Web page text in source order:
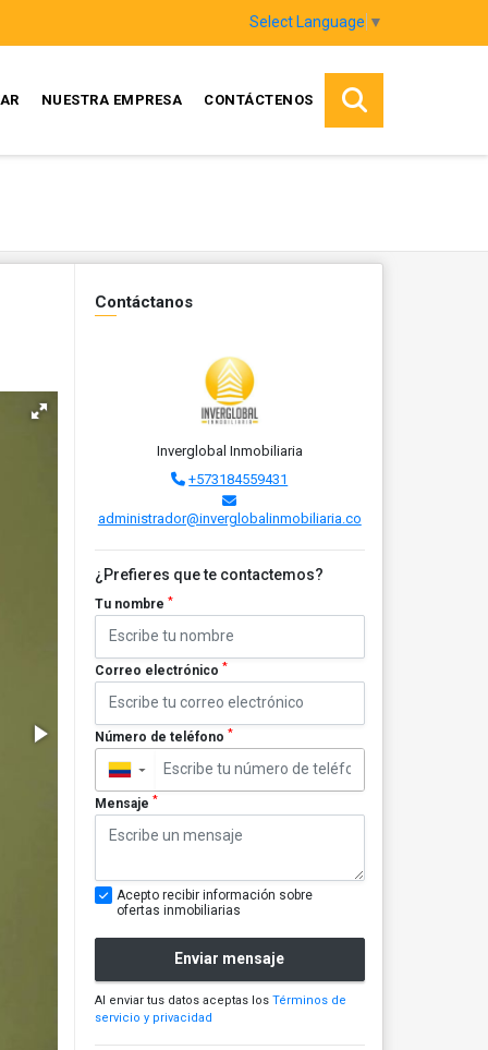
Select Language ▼
NUESTRA EMPRESA CONTÁCTENOS
Contáctanos
Inverglobal Inmobiliaria
+573184559431
administrador@inverglobalinmobiliaria.co
¿Prefieres que te contactemos?
Tu nombre *
Correo electrónico *
Número de teléfono *
▼
Mensaje *
Acepto recibir información sobre
ofertas inmobiliarias
Enviar mensaje
Al enviar tus datos aceptas los Términos de
servicio y privacidad